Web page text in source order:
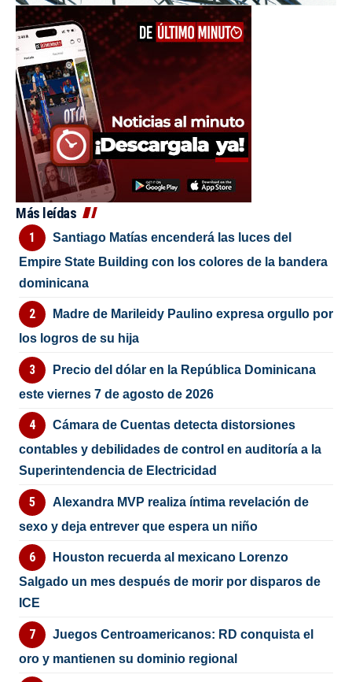
Más leídas
Santiago Matías encenderá las luces del
Empire State Building con los colores de la bandera
dominicana
Madre de Marileidy Paulino expresa orgullo por
los logros de su hija
Precio del dólar en la República Dominicana
este viernes 7 de agosto de 2026
Cámara de Cuentas detecta distorsiones
contables y debilidades de control en auditoría a la
Superintendencia de Electricidad
Alexandra MVP realiza íntima revelación de
sexo y deja entrever que espera un niño
Houston recuerda al mexicano Lorenzo
Salgado un mes después de morir por disparos de
ICE
Juegos Centroamericanos: RD conquista el
oro y mantienen su dominio regional